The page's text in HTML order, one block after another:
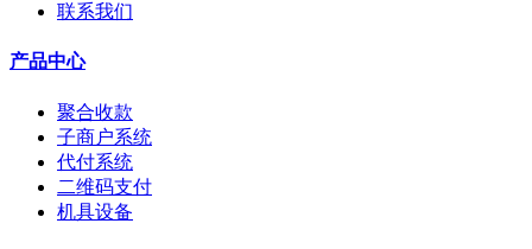
联系我们
产品中心
聚合收款
子商户系统
代付系统
二维码支付
机具设备